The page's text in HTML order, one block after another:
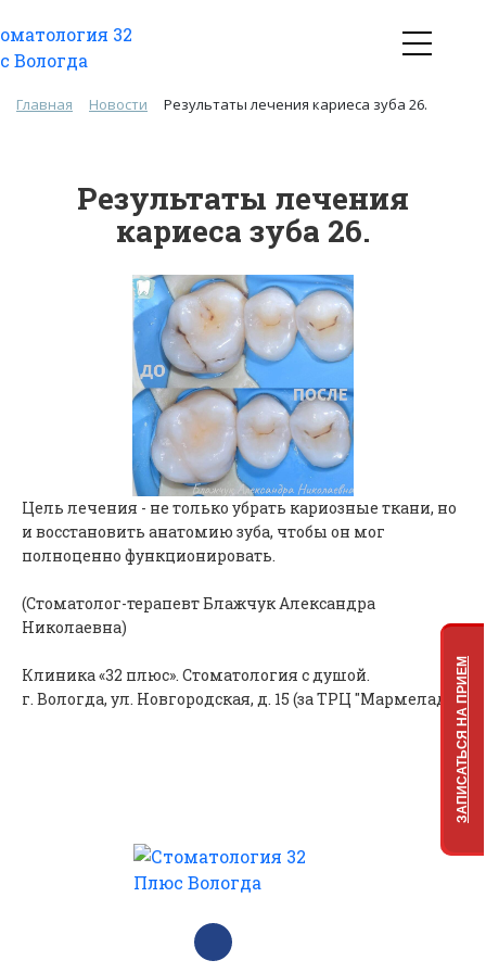
Главная Новости Результаты лечения кариеса зуба 26.
Результаты лечения
кариеса зуба 26.
Цель лечения - не только убрать кариозные ткани, но
и восстановить анатомию зуба, чтобы он мог
полноценно функционировать.
(Стоматолог-терапевт Блажчук Александра
Николаевна)
Клиника «32 плюс». Стоматология с душой.
г. Вологда, ул. Новгородская, д. 15 (за ТРЦ "Мармелад").ЗАПИСАТЬСЯ НА ПРИЕМ